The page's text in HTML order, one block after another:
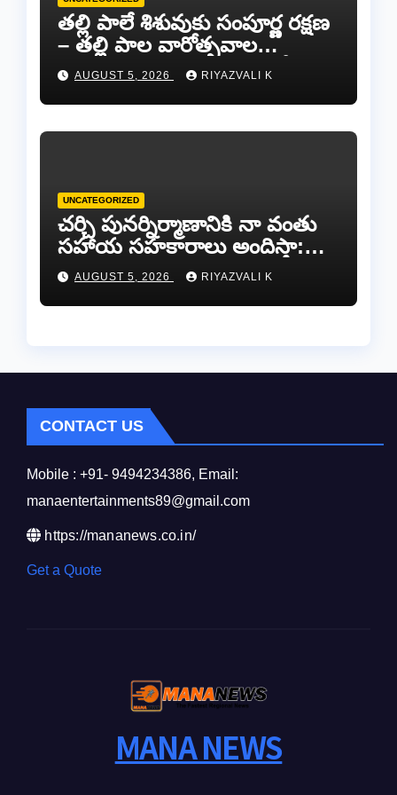
తల్లి పాలే శిశువుకు సంపూర్ణ రక్షణ
– తల్లి పాల వారోత్సవాల
సందర్భంగా అవగాహన ర్యాలీ…
AUGUST 5, 2026 RIYAZVALI K
UNCATEGORIZED
చర్చి పునర్నిర్మాణానికి నా వంతు
సహాయ సహకారాలు అందిస్తా:
చంద్రగిరి ఎమ్మెల్యే పులివర్తి నాని.
AUGUST 5, 2026 RIYAZVALI K
CONTACT US
Mobile : +91- 9494234386, Email:
manaentertainments89@gmail.com
https://mananews.co.in/
Get a Quote
MANA NEWS